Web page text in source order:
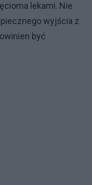
lekami. Nie
wyjścia z
być